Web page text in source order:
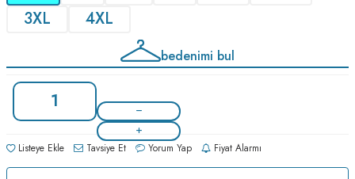
3XL
4XL
bedenimi bul
Listeye Ekle Tavsiye Et Yorum Yap Fiyat Alarmı